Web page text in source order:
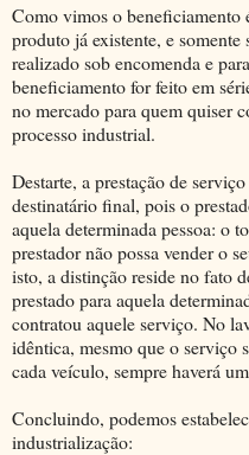
Como vimos o beneficiamento
produto já existente, e
realizado sob encomenda e
beneficiamento for feito em
no mercado para quem quiser
processo industrial.
Destarte, a prestação de
destinatário final, pois o
aquela determinada pessoa: o
prestador não possa vender o
isto, a distinção reside no fato
prestado para aquela
contratou aquele serviço. No
idêntica, mesmo que o serviço
cada veículo, sempre haverá
Concluindo, podemos
industrialização: